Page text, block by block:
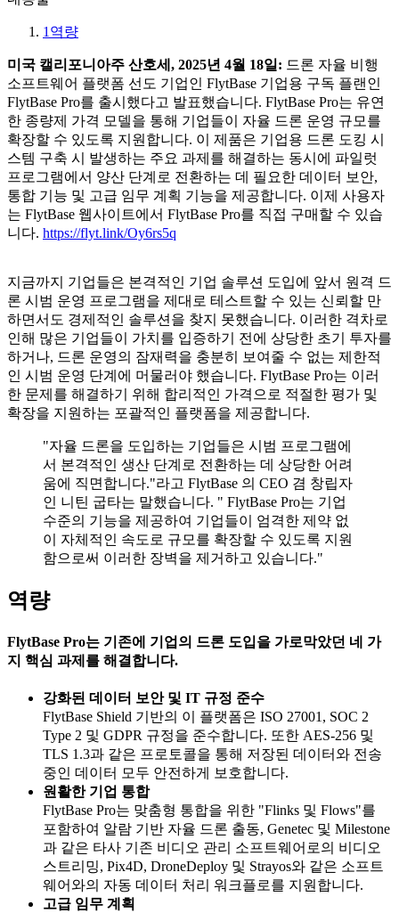
1 역량
미국 캘리포니아주 산호세, 2025년 4월 18일: 드론 자율 비행
소프트웨어 플랫폼 선도 기업인 FlytBase 기업용 구독 플랜인
FlytBase Pro를 출시했다고 발표했습니다. FlytBase Pro는 유연
한 종량제 가격 모델을 통해 기업들이 자율 드론 운영 규모를
확장할 수 있도록 지원합니다. 이 제품은 기업용 드론 도킹 시
스템 구축 시 발생하는 주요 과제를 해결하는 동시에 파일럿
프로그램에서 양산 단계로 전환하는 데 필요한 데이터 보안,
통합 기능 및 고급 임무 계획 기능을 제공합니다. 이제 사용자
는 FlytBase 웹사이트에서 FlytBase Pro를 직접 구매할 수 있습
니다. https://flyt.link/Oy6rs5q
지금까지 기업들은 본격적인 기업 솔루션 도입에 앞서 원격 드
론 시범 운영 프로그램을 제대로 테스트할 수 있는 신뢰할 만
하면서도 경제적인 솔루션을 찾지 못했습니다. 이러한 격차로
인해 많은 기업들이 가치를 입증하기 전에 상당한 초기 투자를
하거나, 드론 운영의 잠재력을 충분히 보여줄 수 없는 제한적
인 시범 운영 단계에 머물러야 했습니다. FlytBase Pro는 이러
한 문제를 해결하기 위해 합리적인 가격으로 적절한 평가 및
확장을 지원하는 포괄적인 플랫폼을 제공합니다.
"자율 드론을 도입하는 기업들은 시범 프로그램에
서 본격적인 생산 단계로 전환하는 데 상당한 어려
움에 직면합니다."라고 FlytBase 의 CEO 겸 창립자
인 니틴 굽타는 말했습니다. " FlytBase Pro는 기업
수준의 기능을 제공하여 기업들이 엄격한 제약 없
이 자체적인 속도로 규모를 확장할 수 있도록 지원
함으로써 이러한 장벽을 제거하고 있습니다."
역량
FlytBase Pro는 기존에 기업의 드론 도입을 가로막았던 네 가
지 핵심 과제를 해결합니다.
강화된 데이터 보안 및 IT 규정 준수
FlytBase Shield 기반의 이 플랫폼은 ISO 27001, SOC 2
Type 2 및 GDPR 규정을 준수합니다. 또한 AES-256 및
TLS 1.3과 같은 프로토콜을 통해 저장된 데이터와 전송
중인 데이터 모두 안전하게 보호합니다.
원활한 기업 통합
FlytBase Pro는 맞춤형 통합을 위한 "Flinks 및 Flows"를
포함하여 알람 기반 자율 드론 출동, Genetec 및 Milestone
과 같은 타사 기존 비디오 관리 소프트웨어로의 비디오
스트리밍, Pix4D, DroneDeploy 및 Strayos와 같은 소프트
웨어와의 자동 데이터 처리 워크플로를 지원합니다.
고급 임무 계획